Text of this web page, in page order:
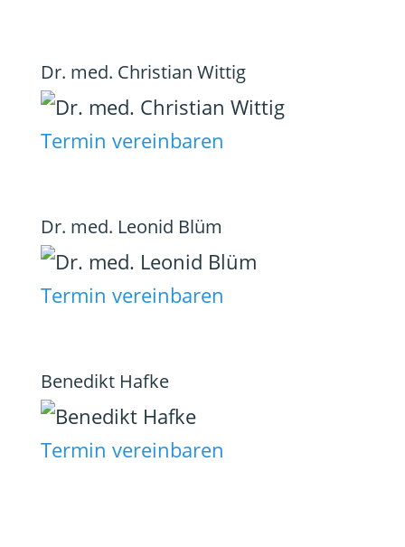
Dr. med. Christian Wittig
Termin vereinbaren
Dr. med. Leonid Blüm
Termin vereinbaren
Benedikt Hafke
Termin vereinbaren